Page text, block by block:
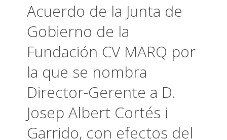
Acuerdo de la Junta de
Gobierno de la
Fundación CV MARQ por
la que se nombra
Director-Gerente a D.
Josep Albert Cortés i
Garrido, con efectos del